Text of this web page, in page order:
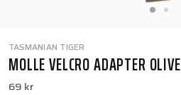
TASMANIAN TIGER
MOLLE VELCRO ADAPTER OLIVE
69 kr